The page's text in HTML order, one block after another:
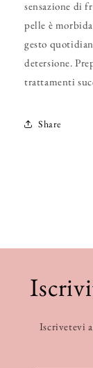
sensazione di
pelle è
gesto
detersione.
trattamenti
Share
Iscrivetevi